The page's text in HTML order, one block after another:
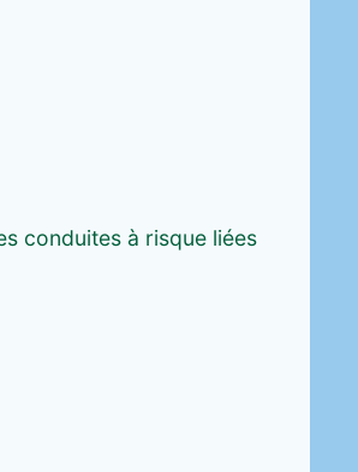
conduites à risque liées